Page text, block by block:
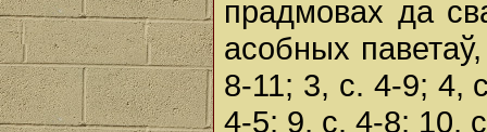
прадмовах да
асобных
8-11; 3, с. 4-9; 4,
4-5; 9, с. 4-8; 10,